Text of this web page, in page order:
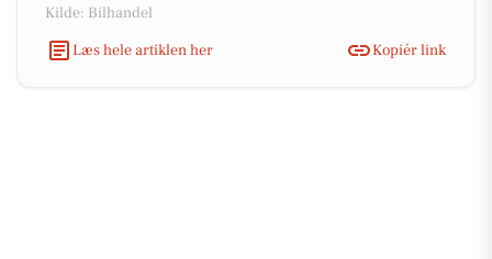
Kilde: Bilhandel
Læs hele artiklen her
Kopiér link